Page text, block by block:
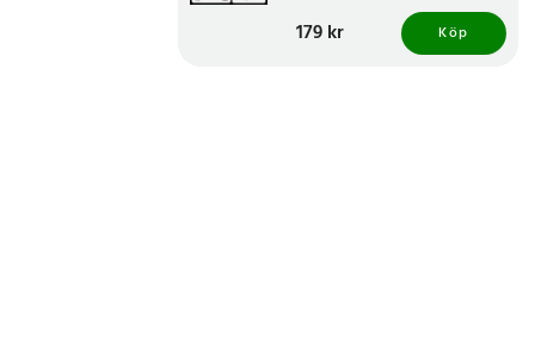
Pris :179 kr
179 kr Köp